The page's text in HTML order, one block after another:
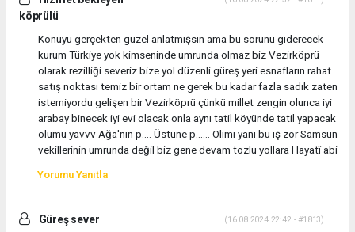
köprülü
Konuyu gerçekten güzel anlatmışsın ama bu sorunu giderecek
kurum Türkiye yok kimseninde umrunda olmaz biz Vezirköprü
olarak rezilliği severiz bize yol düzenli güreş yeri esnafların rahat
satış noktası temiz bir ortam ne gerek bu kadar fazla sadık zaten
istemiyordu gelişen bir Vezirköprü çünkü millet zengin olunca iyi
arabay binecek iyi evi olacak onla aynı tatil köyünde tatil yapacak
olumu yavvv Ağa'nın p.... Üstüne p...... Olimi yani bu iş zor Samsun
vekillerinin umrunda değil biz gene devam tozlu yollara Hayatî abi
Yorumu Yanıtla
Güreş sever (16.08.2024 22:42 - #1813)